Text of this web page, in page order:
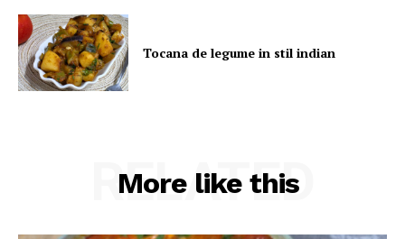
Tocana de legume in stil indian
More like this
RELATED